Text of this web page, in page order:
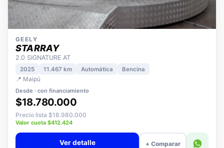
GEELY
STARRAY
2.0 SIGNATURE AT
2025
📍 Maipú
Desde · con financiamiento
$18.780.000
Precio lista $18.980.000
Valor cuota $412.424